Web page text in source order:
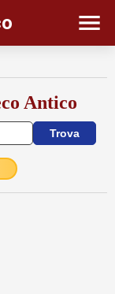
Antico